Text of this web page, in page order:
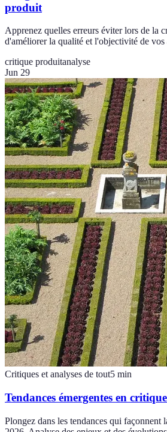
produit
Apprenez quelles erreurs éviter lors de la
d'améliorer la qualité et l'objectivité de vos
critique produitanalyse
Jun 29
Critiques et analyses de tout5 min
Tendances émergentes en
Plongez dans les tendances qui façonnent